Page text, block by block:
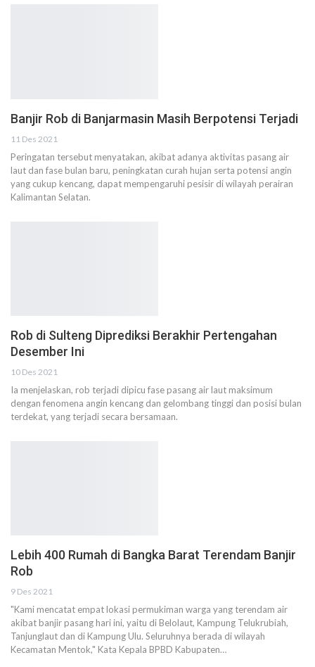
Banjir Rob di Banjarmasin Masih Berpotensi Terjadi
11 Des 2021
Peringatan tersebut menyatakan, akibat adanya aktivitas pasang air
laut dan fase bulan baru, peningkatan curah hujan serta potensi angin
yang cukup kencang, dapat mempengaruhi pesisir di wilayah perairan
Kalimantan Selatan.
Rob di Sulteng Diprediksi Berakhir Pertengahan
Desember Ini
10 Des 2021
Ia menjelaskan, rob terjadi dipicu fase pasang air laut maksimum
dengan fenomena angin kencang dan gelombang tinggi dan posisi bulan
terdekat, yang terjadi secara bersamaan.
Lebih 400 Rumah di Bangka Barat Terendam Banjir
Rob
9 Des 2021
"Kami mencatat empat lokasi permukiman warga yang terendam air
akibat banjir pasang hari ini, yaitu di Belolaut, Kampung Telukrubiah,
Tanjunglaut dan di Kampung Ulu. Seluruhnya berada di wilayah
Kecamatan Mentok," Kata Kepala BPBD Kabupaten…